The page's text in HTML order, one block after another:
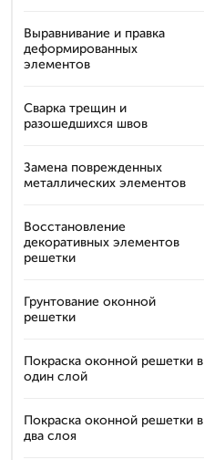
Выравнивание и правка
деформированных
элементов
Сварка трещин и
разошедшихся швов
Замена поврежденных
металлических элементов
Восстановление
декоративных элементов
решетки
Грунтование оконной
решетки
Покраска оконной решетки в
один слой
Покраска оконной решетки в
два слоя